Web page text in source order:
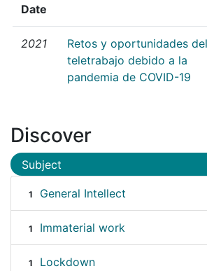
Date
2021
Retos y oportunidades del
teletrabajo debido a la
pandemia de COVID-19
Discover
Subject
1 General Intellect
1 Immaterial work
1 Lockdown